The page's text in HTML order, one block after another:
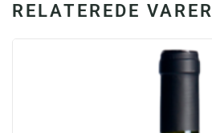
RELATEREDE VARER